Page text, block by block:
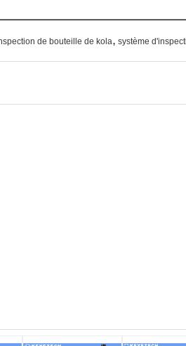
de bouteille de kola, système